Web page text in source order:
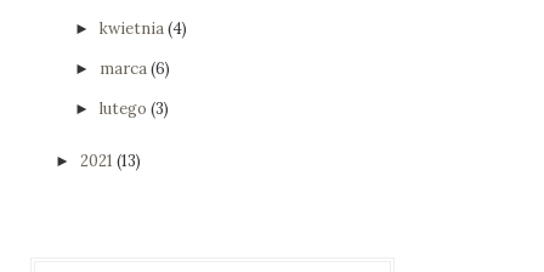
► kwietnia(4)
► marca(6)
► lutego (3)
► 2021 (13)